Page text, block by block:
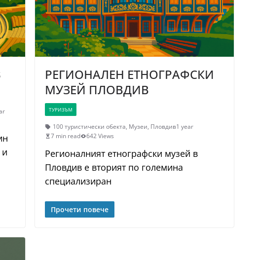
РЕГИОНАЛЕН ЕТНОГРАФСКИ
МУЗЕЙ ПЛОВДИВ
ТУРИЗЪМ
100 туристически обекта, Музеи, Пловдив1 year
7 min read
642 Views
Регионалният етнографски музей в
Пловдив е вторият по големина
специализиран
Прочети повече